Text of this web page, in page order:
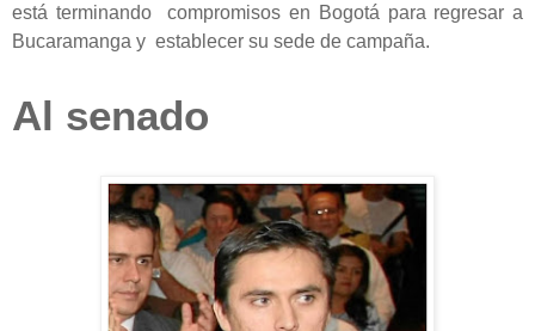
está terminando compromisos en Bogotá para regresar a
Bucaramanga y establecer su sede de campaña.
Al senado